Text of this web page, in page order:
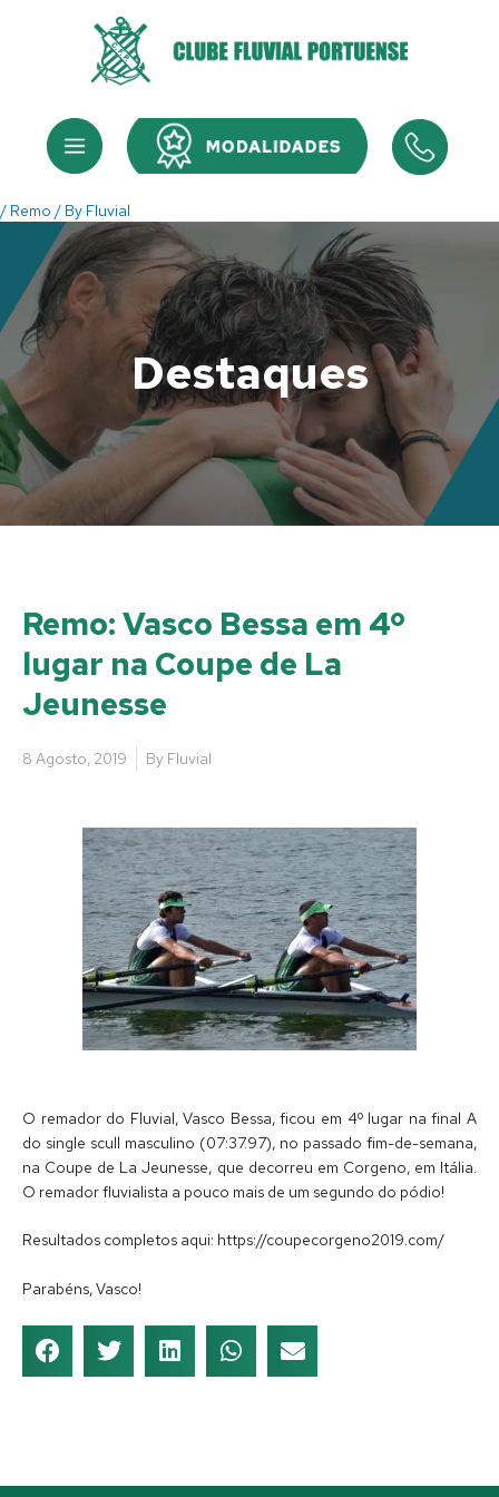
Menu Menu
/ Remo / By Fluvial
Destaques
Remo: Vasco Bessa em 4º
lugar na Coupe de La
Jeunesse
8 Agosto, 2019 By Fluvial
O remador do Fluvial, Vasco Bessa, ficou em 4º lugar na final A
do single scull masculino (07:37.97), no passado fim-de-semana,
na Coupe de La Jeunesse, que decorreu em Corgeno, em Itália.
O remador fluvialista a pouco mais de um segundo do pódio!
Resultados completos aqui: https://coupecorgeno2019.com/
Parabéns, Vasco!